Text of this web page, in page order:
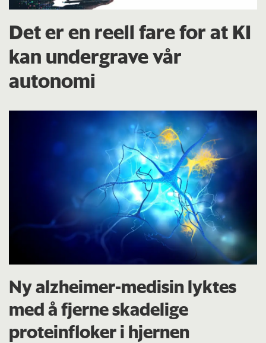
Det er en reell fare for at KI
kan undergrave vår
autonomi
Ny alzheimer-medisin lyktes
med å fjerne skadelige
proteinfloker i hjernen